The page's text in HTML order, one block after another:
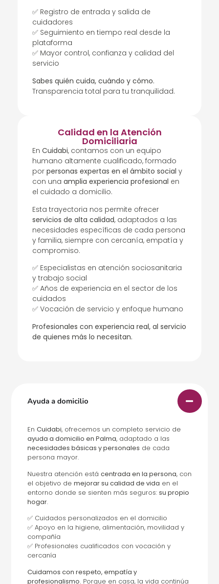
✅ Registro de entrada y salida de
cuidadores
✅ Seguimiento en tiempo real desde la
plataforma
✅ Mayor control, confianza y calidad del
servicio
Sabes quién cuida, cuándo y cómo.
Transparencia total para tu tranquilidad.
Calidad en la Atención
Domiciliaria
En Cuidabi, contamos con un equipo
humano altamente cualificado, formado
por personas expertas en el ámbito social y
con una amplia experiencia profesional en
el cuidado a domicilio.
Esta trayectoria nos permite ofrecer
servicios de alta calidad, adaptados a las
necesidades específicas de cada persona
y familia, siempre con cercanía, empatía y
compromiso.
✅ Especialistas en atención sociosanitaria
y trabajo social
✅ Años de experiencia en el sector de los
cuidados
✅ Vocación de servicio y enfoque humano
Profesionales con experiencia real, al servicio
de quienes más lo necesitan.
Ayuda a domicilio
En Cuidabi, ofrecemos un completo servicio de
ayuda a domicilio en Palma, adaptado a las
necesidades básicas y personales de cada
persona mayor.
Nuestra atención está centrada en la persona, con
el objetivo de mejorar su calidad de vida en el
entorno donde se sienten más seguros: su propio
hogar.
✅ Cuidados personalizados en el domicilio
✅ Apoyo en la higiene, alimentación, movilidad y
compañía
✅ Profesionales cualificados con vocación y
cercanía
Cuidamos con respeto, empatía y
profesionalismo. Porque en casa, la vida continúa